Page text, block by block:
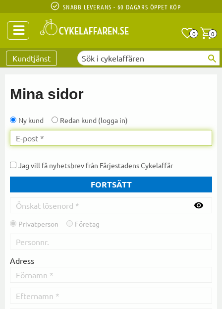
SNABB LEVERANS - 60 DAGARS ÖPPET KÖP
0 0
Kundtjänst
Mina sidor
Ny kund Redan kund logga in
Jag vill få nyhetsbrev från Färjestadens Cykelaffär
FORTSÄTT
visibility
Privatperson Företag
Adress